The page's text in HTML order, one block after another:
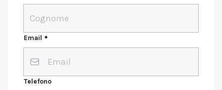
Email
Telefono